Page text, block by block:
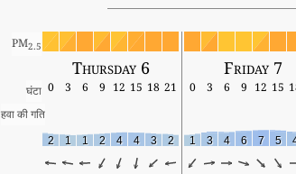
PM2.5
Thursday 6 Friday 7
घंटा 0 3 6 9 12 15 18 21 0 3 6 9 12 15
हवा की गति
2 1 1 2 4 4 3 2 1 3 4 6 7 5